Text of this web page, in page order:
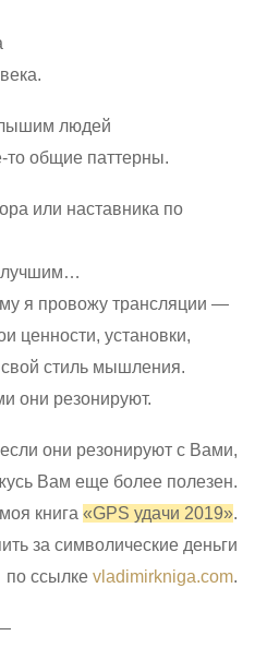
людей
то общие паттерны.
или наставника по
я провожу трансляции —
ценности, установки,
стиль мышления.
они резонируют.
они резонируют с Вами,
Вам еще более полезен.
книга«GPS удачи 2019».
за символические деньги
по ссылкеvladimirkniga.com.